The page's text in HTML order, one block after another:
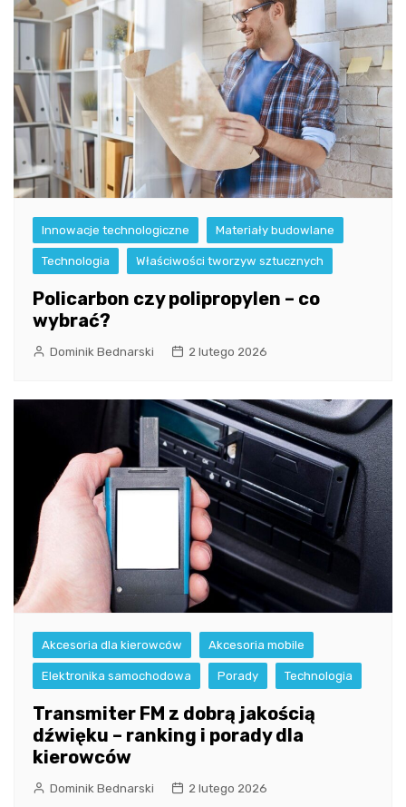
Innowacje technologiczne Materiały budowlane
Technologia Właściwości tworzyw sztucznych
Policarbon czy polipropylen – co
wybrać?
Dominik Bednarski 2 lutego 2026
Akcesoria dla kierowców Akcesoria mobile
Elektronika samochodowa Porady Technologia
Transmiter FM z dobrą jakością
dźwięku – ranking i porady dla
kierowców
Dominik Bednarski 2 lutego 2026